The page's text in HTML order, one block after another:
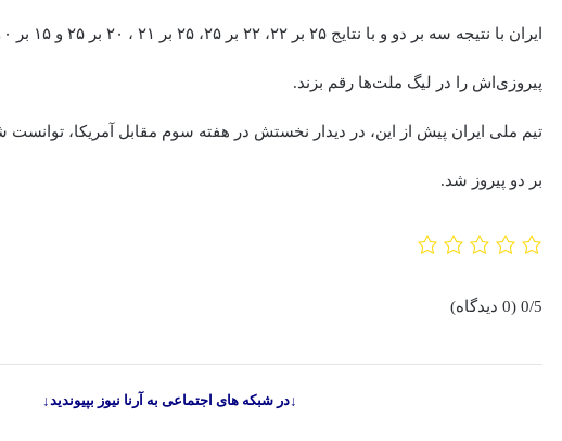
پیروزی‌اش را در لیگ‌ ملت‌ها رقم بزند.
تیم ملی ایران پیش از این، در دیدار نخستش در هفته سوم مقابل آمریکا،
بر دو پیروز شد.
0/5 (0 دیدگاه)
↓در شبکه های اجتماعی به آرنا نیوز بپیوندید↓